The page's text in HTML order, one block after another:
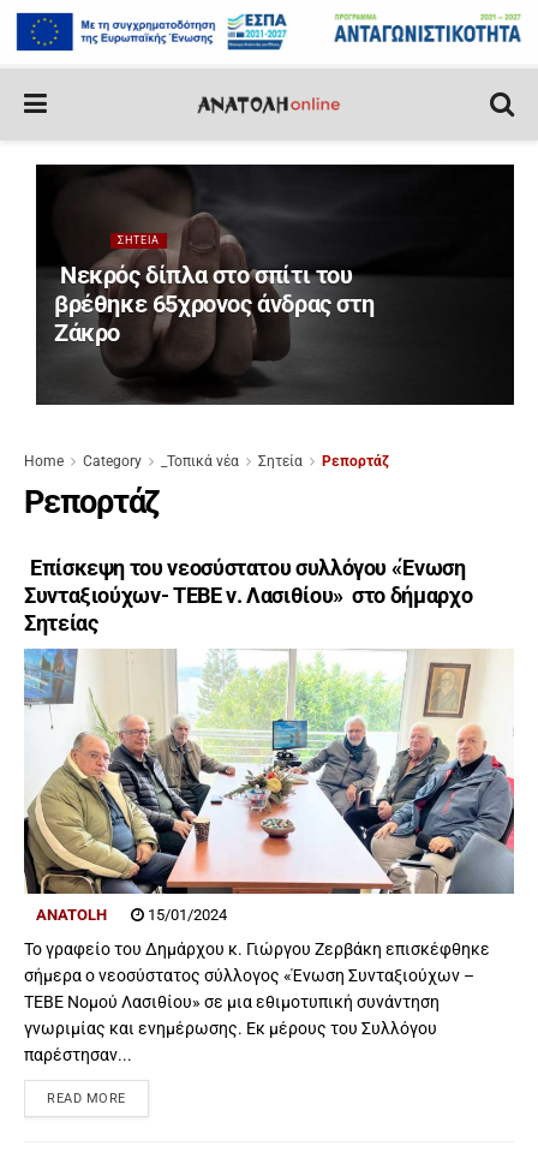
ΣΗΤΕΊΑ
Νεκρός δίπλα στο σπίτι του
βρέθηκε 65χρονος άνδρας στη
Ζάκρο
Home Category _Τοπικά νέα Σητεία Ρεπορτάζ
Ρεπορτάζ
Επίσκεψη του νεοσύστατου συλλόγου «Ένωση
Συνταξιούχων- ΤΕΒΕ ν. Λασιθίου» στο δήμαρχο
Σητείας
ANATOLH 15/01/2024
Το γραφείο του Δημάρχου κ. Γιώργου Ζερβάκη επισκέφθηκε
σήμερα ο νεοσύστατος σύλλογος «Ένωση Συνταξιούχων –
ΤΕΒΕ Νομού Λασιθίου» σε μια εθιμοτυπική συνάντηση
γνωριμίας και ενημέρωσης. Εκ μέρους του Συλλόγου
παρέστησαν...
READ MORE